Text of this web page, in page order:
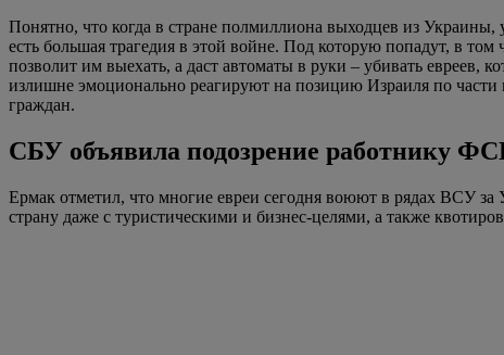
Понятно, что когда в стране полмиллиона выходцев из Украины,
есть большая трагедия в этой войне. Под которую попадут, в
позволит им выехать, а даст автоматы в руки – убивать
излишне эмоционально реагируют на позицию Израиля по части
граждан.
СБУ объявила подозрение работнику
Ермак отметил, что многие евреи сегодня воюют в рядах ВСУ за
страну даже с туристическими и бизнес-целями, а также